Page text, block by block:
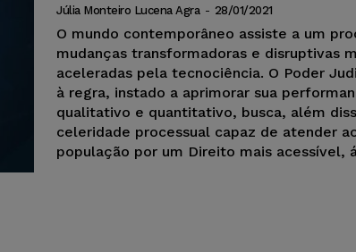
Júlia Monteiro Lucena Agra - 28/01/2021
O mundo contemporâneo assiste a um
mudanças transformadoras e disruptivas
aceleradas pela tecnociência. O Poder
à regra, instado a aprimorar sua
qualitativo e quantitativo, busca, além
celeridade processual capaz de atender
população por um Direito mais acessível,